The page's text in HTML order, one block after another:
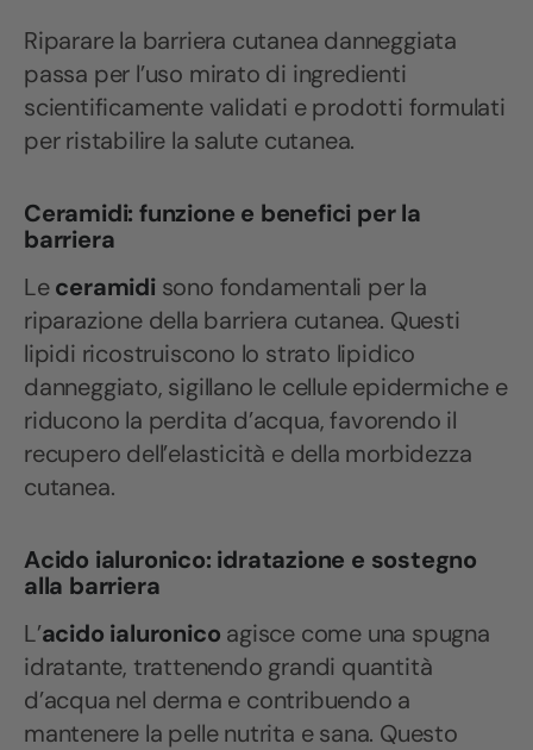
Riparare la barriera cutanea danneggiata
passa per l’uso mirato di ingredienti
scientificamente validati e prodotti formulati
per ristabilire la salute cutanea.
Ceramidi: funzione e benefici per la
barriera
Leceramidisono fondamentali per la
riparazione della barriera cutanea. Questi
lipidi ricostruiscono lo strato lipidico
danneggiato, sigillano le cellule epidermiche e
riducono la perdita d’acqua, favorendo il
recupero dell’elasticità e della morbidezza
cutanea.
Acido ialuronico: idratazione e sostegno
alla barriera
L’acido ialuronico agisce come una spugna
idratante, trattenendo grandi quantità
d’acqua nel derma e contribuendo a
mantenere la pelle nutrita e sana. Questo